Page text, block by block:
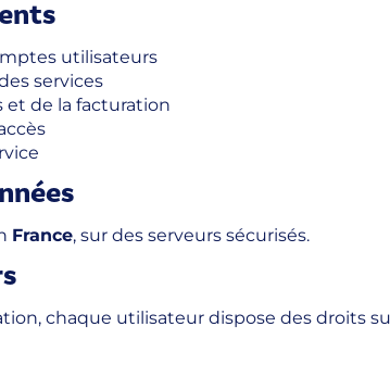
utilisateurs
services
de la facturation
France, sur des serveurs sécurisés.
chaque utilisateur dispose des droits